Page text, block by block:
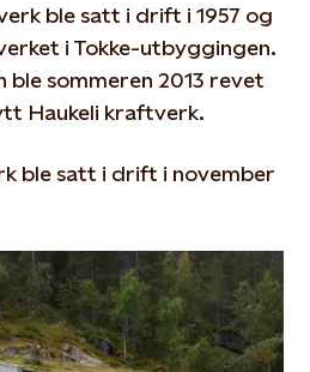
ble satt i drift i 1957 og
i Tokke-utbyggingen.
ble sommeren 2013 revet
Haukeli kraftverk.
ble satt i drift i november